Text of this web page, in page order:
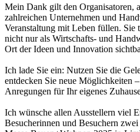
Mein Dank gilt den Organisatoren,
zahlreichen Unternehmen und
Veranstaltung mit Leben füllen. Sie
nicht nur als Wirtschafts- und
Ort der Ideen und Innovation
Ich lade Sie ein: Nutzen Sie die
entdecken Sie neue Möglichkeiten
Anregungen für Ihr eigenes
Ich wünsche allen Ausstellern viel
Besucherinnen und Besuchern